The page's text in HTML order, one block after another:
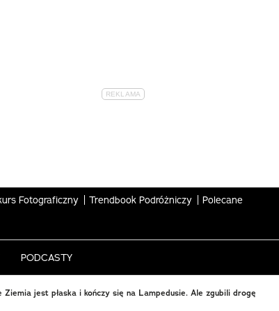
Fotograficzny Trendbook Podróżniczy Polecane
PODCASTY
Ziemia jest płaska i kończy się na Lampedusie. Ale zgubili drogę